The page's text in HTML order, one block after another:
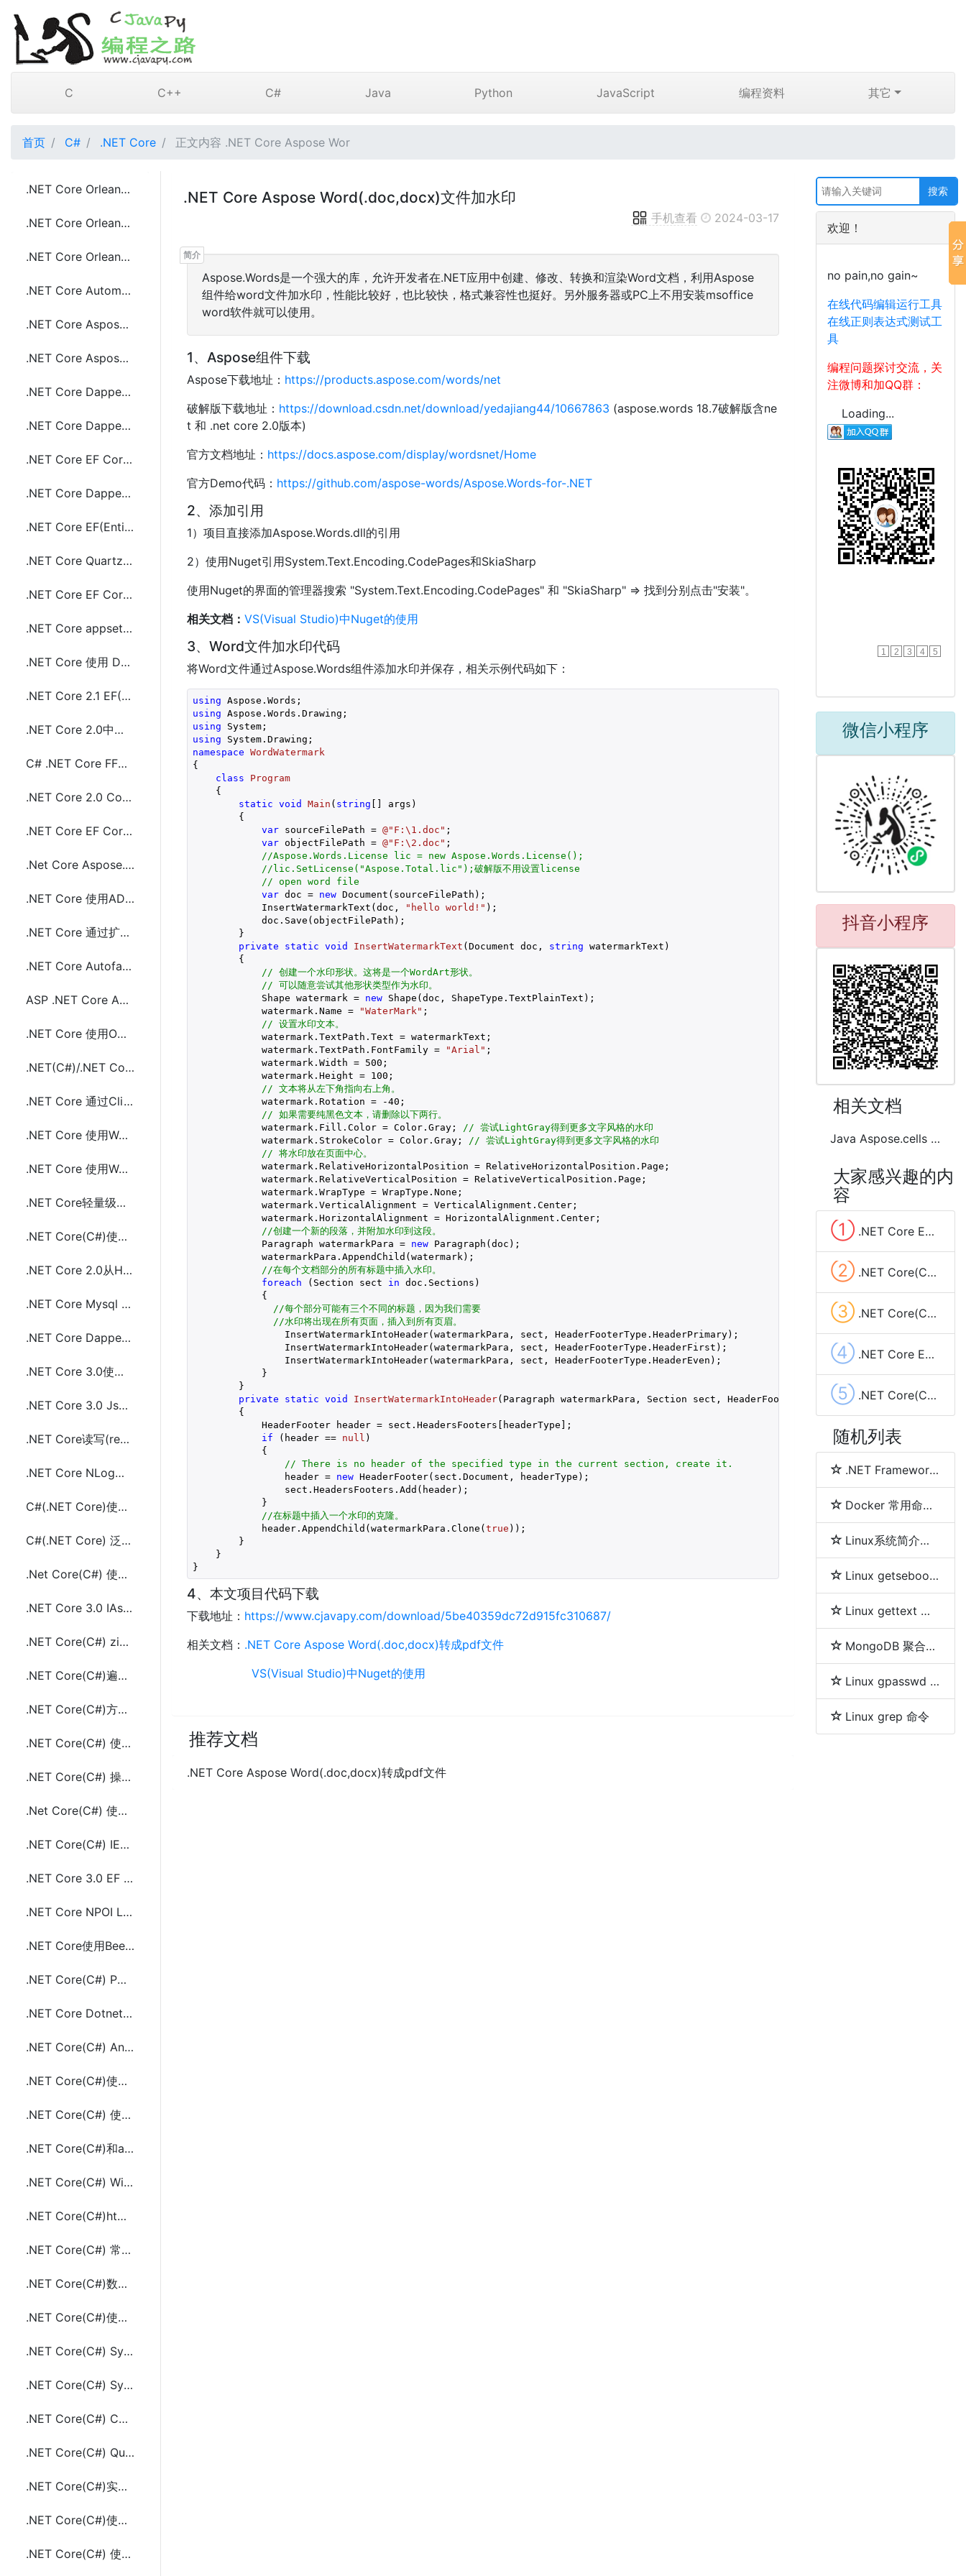
C C++ C# Java Python JavaScript 编程资料 其它
首页 C# .NET Core 正文内容 .NET Core Aspose Wor
.NET Core Orleans框架介绍
.NET Core Orleans框架的优点
.NET Core Orleans中Grains的介绍
.NET Core Automapper 指定自定义映射规则的方法
.NET Core Aspose Word(.doc,docx)转成pdf文件
.NET Core Aspose Word(.doc,docx)文件加水印
.NET Core Dapper(ORM) 执行sql语句和事物(Transaction)
.NET Core Dapper返回存储过程输出(output)参数
.NET Core EF Core实现left join查询
.NET Core Dapper操作Sybase数据库
.NET Core EF(Entity Framework) Core 自动创建数据库
.NET Core Quartz使用cron表达式实现定时任务
.NET Core EF Core(Entity Framework) 实现分组查询(group by)
.NET Core appsettings.json 获取数据库连接字符串
.NET Core 使用 DotnetSpider 抓取页面教程
.NET Core 2.1 EF(Entity Framework) Core Sqlite配置和使用分享
.NET Core 2.0中使用gmail发送电子邮件
C# .NET Core FFmpeg 视频转成图片代码分享
.NET Core 2.0 Console(控制台)项目 Microsoft.Extensions.Logging NLog配置使用
.NET Core EF Core(Entity Framework Core)去掉重复数据(distinct)
.Net Core Aspose.Cells创建和读取Excel(.xls,.xlsx)数据
.NET Core 使用ADO.NET连接操作MySQL数据库
.NET Core 通过扩展方法实现密码字符串加密(Sha256和Sha512)
.NET Core Autofac 4.0的配置和使用示例代码
ASP .NET Core Autofac 4.0使用ContainerBuilder(Populate)配置和示例代码
.NET Core 使用ODP.NET Core连接操作Oracle数据库
.NET(C#)/.NET Core 不安装MS Office实现创建Excel(.XLS和.XLSX)文件
.NET Core 通过CliWrap(Cli)调用系统命令(cmd、sh)方法
.NET Core 使用WCF的替代方案(IpcServiceFramework)
.NET Core 使用WCF的替代方案(gRPC)
.NET Core轻量级进程间通信框架IpcServiceFramework的使用
.NET Core(C#)使用sharpcompress压缩解压文件(.rar,.zip,tar.bz2,.7z,.tar.gz)
.NET Core 2.0从HttpContext中获取Access Token的方法及代码
.NET Core Mysql EF Core中通过dotnet命令Code First创建生成数据库
.NET Core Dapper连接MySQL执行Sql语句增删改查代码
.NET Core 3.0使用JsonSerializer(System.Text.Json)序列化和反序列化JSON
.NET Core 3.0 JsonSerializer中Utf8JsonWriter和Utf8JsonReader使用及示例
.NET Core读写(read/write)文本文件(.txt)方法代码及示例代码
.NET Core NLog使用SQLite记录Log日志配置及示例代码
C#(.NET Core)使用泛型<T>实现类型数据缓存方法及示例代码
C#(.NET Core) 泛型<T>中协变(covariant)和逆变(contravariant)的使用
.Net Core(C#) 使用WebClient执行请求时配置cookie的方法及示例代码
.NET Core 3.0 IAsyncEnumerable<T>的使用及示例代码
.NET Core(C#) zip unzip压缩解压.zip包文件及文件夹
.NET Core(C#)遍历字典(Dictionary<TKey,TValue>)常用方法及示例代码
.NET Core(C#)方法返回多个的值方法及示例代码
.NET Core(C#) 使用sha256和sha512计算文件哈希值(hash)
.NET Core(C#) 操作selenium(Chrome)对网页截完整页面长图的方法及示例代码
.Net Core(C#) 使用StackTrace或StackFrame获取方法的调用者方法所在类的类名
.NET Core(C#) IEqualityComparer<in T>接口的使用方法及示例代码
.NET Core 3.0 EF Core使用include外键条件过滤的方法
.NET Core NPOI Linux上配置使用及生成Word和Excel文件示例代码
.NET Core使用BeetleX.ConcurrentTest进行Web API并发压力测试
.NET Core(C#) POST JSON数据和Form表单的方法及示例代码
.NET Core DotnetSpider简单实现爬取页面示例代码
.NET Core(C#) AngleSharp 解析百度和谷歌搜索结果html(链接、标题、描述)
.NET Core(C#)使用AngleSharp下载网页源码及资源文件(html,css,js,jpg等图片)
.NET Core(C#) 使用AngleSharp生成自动缩进格式化的html方法
.NET Core(C#)和aes.js实现AES(Crypto)加密和解密的示例代码
.NET Core(C#) Windows和Linux上重新宽带拨号(PPPoE)实现换IP的方法及示例代码
.NET Core(C#)html和url字符串编解码方法(HtmlDecode、HtmlEncode、UrlDecode、UrlEncode)
.NET Core(C#) 常用字符串加解密工具类(MD5,DES,AES,Base64,SHA256)
.NET Core(C#)数组Array相关的工具类方法及示例代码
.NET Core(C#)使用Titanium.Web.Proxy实现Http(s)代理监控请求的方法及示例代码
.NET Core(C#) System.Threading.Timer使用实现定时任务及示例代码
.NET Core(C#) System.Timers.Timer使用实现定时任务及示例代码
.NET Core(C#) Console控制台项目中使用DI依赖注入(ConfigureServices）
.NET Core(C#) Quartz.NET实现定时任务的方法及示例代码
.NET Core(C#)实现定时任务的三种方法(Timer、Quartz.NET、sleep和Task)
.NET Core(C#)使用DI依赖注入通过构造函数传参的方法及示例代码
.NET Core(C#) 使用NPOI读写Excel(.xls,.xlsx)示例代码(不用安装Office)
.NET Core Aspose Word(.doc,docx)文件加水印
手机查看 2024-03-17
Aspose.Words是一个强大的库，允许开发者在.NET应用中创建、修改、转换和渲染Word文档，利用Aspose
组件给word文件加水印，性能比较好，也比较快，格式兼容性也挺好。另外服务器或PC上不用安装msoffice
word软件就可以使用。
1、Aspose组件下载
Aspose下载地址： https://products.aspose.com/words/net
破解版下载地址： https://download.csdn.net/download/yedajiang44/10667863 (aspose.words 18.7破解版含ne
t 和 .net core 2.0版本)
官方文档地址： https://docs.aspose.com/display/wordsnet/Home
官方Demo代码： https://github.com/aspose-words/Aspose.Words-for-.NET
2、添加引用
1）项目直接添加Aspose.Words.dll的引用
2）使用Nuget引用System.Text.Encoding.CodePages和SkiaSharp
使用Nuget的界面的管理器搜索 "System.Text.Encoding.CodePages" 和 "SkiaSharp" => 找到分别点击"安装"。
相关文档： VS(Visual Studio)中Nuget的使用
3、Word文件加水印代码
将Word文件通过Aspose.Words组件添加水印并保存，相关示例代码如下：
using
using
using
using
namespace WordWatermark
{
class
Program
    {
static void Main ( string [] args )
{
var sourceFilePath = @"F:\1.doc" ;
var objectFilePath = @"F:\2.doc" ;
//Aspose.Words.License lic = new Aspose.Words.License();
//lic.SetLicense("Aspose.Total.lic");破解版不用设置license
// open word file
var doc = new Document(sourceFilePath);
            InsertWatermarkText(doc,
"hello world!" );
            doc.Save(objectFilePath);
        }
private
static void InsertWatermarkText (Document doc, string watermarkText )
{
// 创建一个水印形状。这将是一个WordArt形状。
// 可以随意尝试其他形状类型作为水印。
            Shape watermark =
new Shape(doc, ShapeType.TextPlainText);
            watermark.Name =
"WaterMark" ;
// 设置水印文本。
            watermark.TextPath.Text = watermarkText;
            watermark.TextPath.FontFamily =
"Arial" ;
            watermark.Width =
500 ;
            watermark.Height =
100 ;
// 文本将从左下角指向右上角。
            watermark.Rotation =
-40 ;
// 如果需要纯黑色文本，请删除以下两行。
            watermark.Fill.Color = Color.Gray;
// 尝试LightGray得到更多文字风格的水印
            watermark.StrokeColor = Color.Gray;
// 尝试LightGray得到更多文字风格的水印
// 将水印放在页面中心。
            watermark.RelativeHorizontalPosition = RelativeHorizontalPosition.Page;
            watermark.RelativeVerticalPosition = RelativeVerticalPosition.Page;
            watermark.WrapType = WrapType.None;
            watermark.VerticalAlignment = VerticalAlignment.Center;
            watermark.HorizontalAlignment = HorizontalAlignment.Center;
//创建一个新的段落，并附加水印到这段。
            Paragraph watermarkPara =
new Paragraph(doc);
            watermarkPara.AppendChild(watermark);
//在每个文档部分的所有标题中插入水印。
foreach (Section sect in doc.Sections)
            {
//每个部分可能有三个不同的标题，因为我们需要
//水印将出现在所有页面，插入到所有页眉。
                InsertWatermarkIntoHeader(watermarkPara, sect, HeaderFooterType.HeaderPrimary);
                InsertWatermarkIntoHeader(watermarkPara, sect, HeaderFooterType.HeaderFirst);
                InsertWatermarkIntoHeader(watermarkPara, sect, HeaderFooterType.HeaderEven);
            }
        }
private
static void InsertWatermarkIntoHeader( Paragraph watermarkPara, Section sect, HeaderFooterType headerType
{
            HeaderFooter header = sect.HeadersFooters[headerType];
if (header == null )
            {
// There is no header of the specified type in the current section, create it.
                header =
new HeaderFooter(sect.Document, headerType);
                sect.HeadersFooters.Add(header);
            }
//在标题中插入一个水印的克隆。
            header.AppendChild(watermarkPara.Clone(
true ));
        }
    }
}
4、本文项目代码下载
下载地址： https://www.cjavapy.com/download/5be40359dc72d915fc310687/
相关文档： .NET Core Aspose Word(.doc,docx)转成pdf文件
VS(Visual Studio)中Nuget的使用
推荐文档
.NET Core Aspose Word(.doc,docx)转成pdf文件
欢迎！
no pain,no gain~
在线代码编辑运行工具
在线正则表达式测试工
具
编程问题探讨交流，关
注微博和加QQ群：
Loading...
1 2 3 4 5
微信小程序
抖音小程序
相关文档
Java Aspose.cells Excel(.xls,.xlsx)文件转成csv文件和html文件
大家感兴趣的内
容
① .NET Core EF Core(Entity Framework) 实现分组查询(group by)
② .NET Core(C#)实现定时任务的三种方法(Timer、Quartz.NET、sleep和Task)
③ .NET Core(C#)使用sharpcompress压缩解压文件(.rar,.zip,tar.bz2,.7z,.tar.gz)
④ .NET Core EF Core实现left join查询
⑤ .NET Core(C#) System.Timers.Timer使用实现定时任务及示例代码
随机列表
.NET Framework、.NET Core、.NET 5、.NET 6和.NET 7 简介及区别
Docker 常用命令详解
Linux系统简介及各发行版之间区别
Linux getsebool 命令
Linux gettext 命令
MongoDB 聚合分组等及删除重复数据的方法
Linux gpasswd 命令
Linux grep 命令